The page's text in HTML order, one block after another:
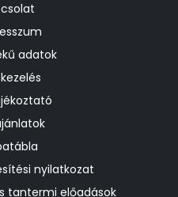
adatok
nyilatkozat
tantermi előadások